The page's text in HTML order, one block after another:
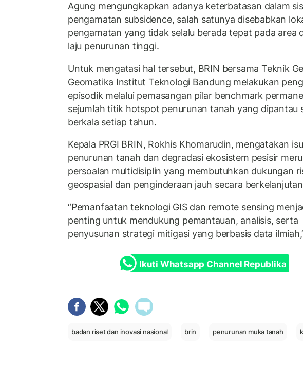
Agung mengungkapkan adanya keterbatasan dalam
pengamatan subsidence, salah satunya disebabkan
pengamatan yang tidak selalu berada tepat pada area
laju penurunan tinggi.
Untuk mengatasi hal tersebut, BRIN bersama Teknik
Geomatika Institut Teknologi Bandung melakukan
episodik melalui pemasangan pilar benchmark
sejumlah titik hotspot penurunan tanah yang dipantau
berkala setiap tahun.
Kepala PRGI BRIN, Rokhis Khomarudin, mengatakan isu
penurunan tanah dan degradasi ekosistem pesisir
persoalan multidisiplin yang membutuhkan dukungan
geospasial dan penginderaan jauh secara
“Pemanfaatan teknologi GIS dan remote sensing
penting untuk mendukung pemantauan, analisis, serta
penyusunan strategi mitigasi yang berbasis data
Ikuti Whatsapp Channel Republika
badan riset dan inovasi nasional brin penurunan muka tanah